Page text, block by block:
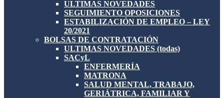
ULTIMAS NOVEDADES
SEGUIMIENTO OPOSICIONES
ESTABILIZACIÓN DE EMPLEO – LEY
20/2021
BOLSAS DE CONTRATACIÓN
ULTIMAS NOVEDADES (todas)
SACyL
ENFERMERÍA
MATRONA
SALUD MENTAL, TRABAJO,
GERIÁTRICA, FAMILIAR Y